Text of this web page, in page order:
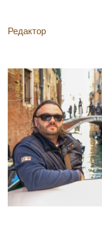
Редактор